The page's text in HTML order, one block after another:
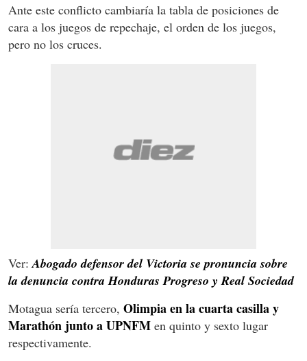
Ante este conflicto cambiaría la tabla de posiciones de
cara a los juegos de repechaje, el orden de los juegos,
pero no los cruces.
Ver:Abogado defensor del Victoria se pronuncia sobre
la denuncia contra Honduras Progreso y Real Sociedad
Motagua sería tercero, Olimpia en la cuarta casilla y
Marathón junto a UPNFM en quinto y sexto lugar
respectivamente.